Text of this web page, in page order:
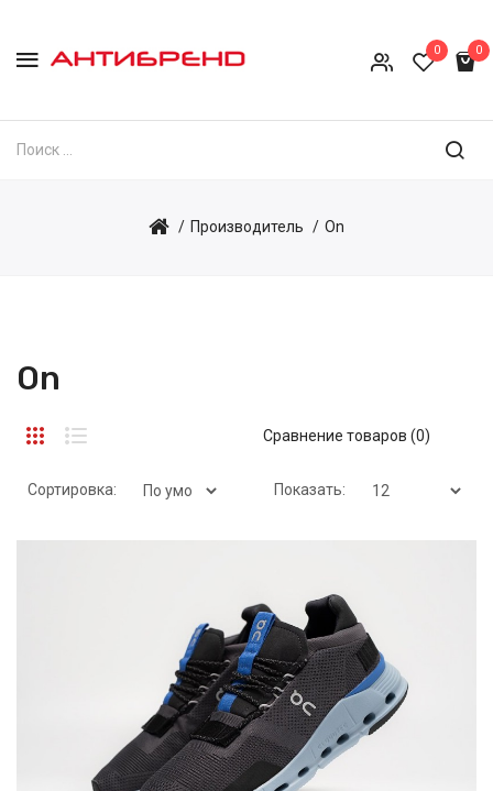
0 0
Производитель On
On
Сравнение товаров (0)
Сортировка: Показать: